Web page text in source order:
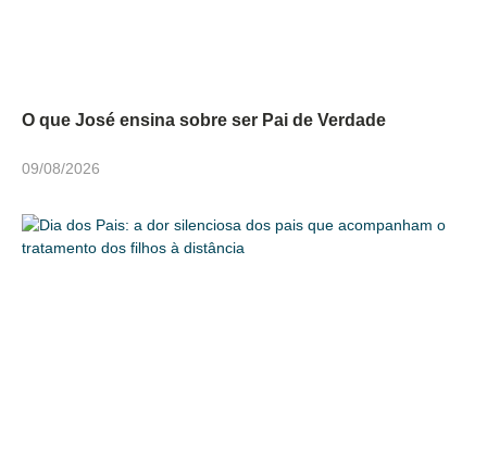
O que José ensina sobre ser Pai de Verdade
09/08/2026